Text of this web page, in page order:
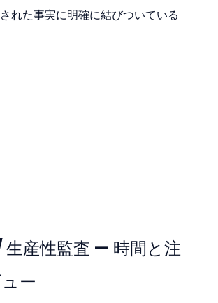
れた事実に明確に結びついている
産性監査 — 時間と注
ー